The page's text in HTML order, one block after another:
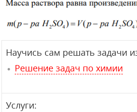
Научись сам решать задачи
Решение задач по химии
Услуги: